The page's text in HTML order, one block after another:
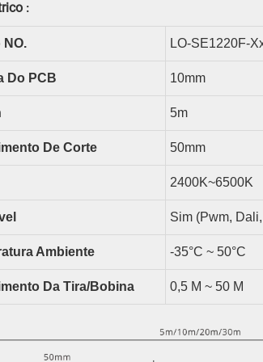
:
NO. LO-SE1220F-
Do PCB 10Mm
5m
De Corte 50Mm
2400K~6500K
Sim (pwm,
Ambiente -35°C ~ 50°C
Da Tira/bobina 0,5 M ~ 50 M